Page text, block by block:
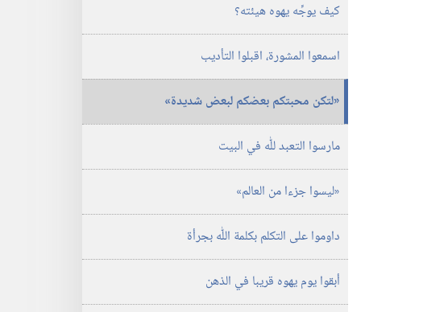
كيف يوجِّه يهوه هيئته؟‏
اسمعوا المشورة،‏ اقبلوا التأديب
‏«لتكن محبتكم بعضكم لبعض شديدة»‏
مارسوا التعبد للّٰه في البيت
‏«ليسوا جزءا من العالم»‏
داوموا على التكلم بكلمة اللّٰه بجرأة
أبقوا يوم يهوه قريبا في الذهن